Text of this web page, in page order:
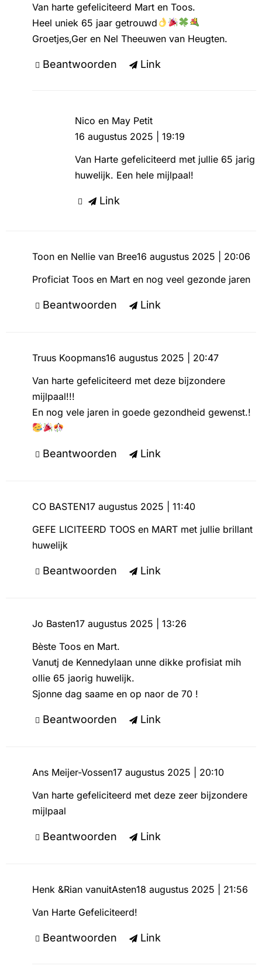
Van harte gefeliciteerd Mart en Toos.
Heel uniek 65 jaar getrouwd
Groetjes,Ger en Nel Theeuwen van Heugten.
Beantwoorden Link
Nico en May Petit
16 augustus 2025 | 19:19
Van Harte gefeliciteerd met jullie 65 jarig
huwelijk. Een hele mijlpaal!
Link
Toon en Nellie van Bree16 augustus 2025 | 20:06
Proficiat Toos en Mart en nog veel gezonde jaren
Beantwoorden Link
Truus Koopmans16 augustus 2025 | 20:47
Van harte gefeliciteerd met deze bijzondere
mijlpaal!!!
En nog vele jaren in goede gezondheid gewenst.!
Beantwoorden Link
CO BASTEN17 augustus 2025 | 11:40
GEFE LICITEERD TOOS en MART met jullie brillant
huwelijk
Beantwoorden Link
Jo Basten17 augustus 2025 | 13:26
Bèste Toos en Mart.
Vanutj de Kennedylaan unne dikke profisiat mih
ollie 65 jaorig huwelijk.
Sjonne dag saame en op naor de 70 !
Beantwoorden Link
Ans Meijer-Vossen17 augustus 2025 | 20:10
Van harte gefeliciteerd met deze zeer bijzondere
mijlpaal
Beantwoorden Link
Henk &Rian vanuitAsten18 augustus 2025 | 21:56
Van Harte Gefeliciteerd!
Beantwoorden Link